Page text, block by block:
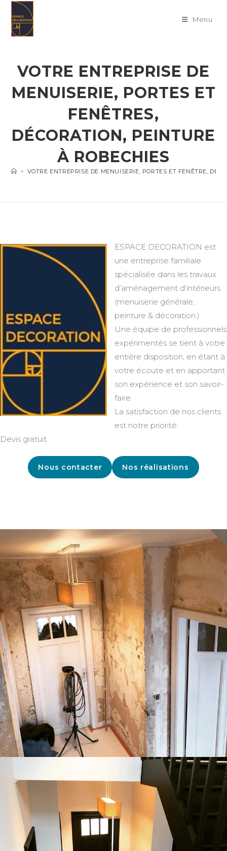
content
Menu
VOTRE ENTREPRISE DE
MENUISERIE, PORTES ET
FENÊTRES,
DÉCORATION, PEINTURE
À ROBECHIES
> VOTRE ENTREPRISE DE MENUISERIE, PORTES ET FENÊTRE,
ESPACE DECORATION est
une entreprise familiale
spécialisée dans les travaux
d’aménagement d’intérieurs
(menuiserie générale,
peinture & décoration.)
Une équipe de professionnels
expérimentés se tient à votre
entière disposition, en étant à
votre écoute et en apportant
son expérience et son savoir-
faire.
La satisfaction de nos clients
est notre priorité.
Devis gratuit.
Nous contacter Nos réalisations